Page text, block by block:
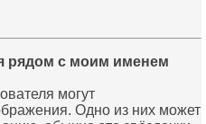
рядом с моим именем
могут
Одно из них может